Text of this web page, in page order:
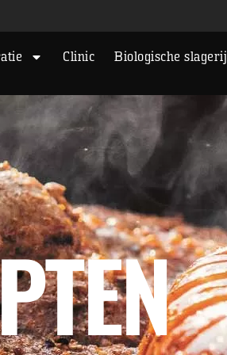
Clinic Biologische slagerij